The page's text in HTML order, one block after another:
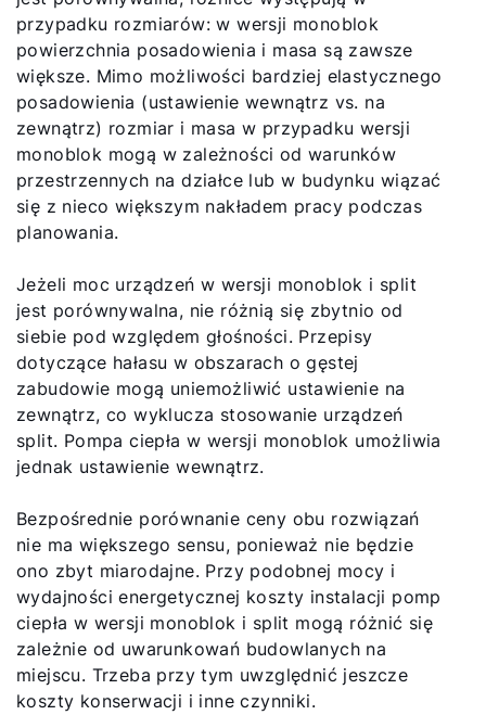
przypadku rozmiarów: w wersji monoblok
powierzchnia posadowienia i masa są zawsze
większe. Mimo możliwości bardziej elastycznego
posadowienia (ustawienie wewnątrz vs. na
zewnątrz) rozmiar i masa w przypadku wersji
monoblok mogą w zależności od warunków
przestrzennych na działce lub w budynku wiązać
się z nieco większym nakładem pracy podczas
planowania.
Jeżeli moc urządzeń w wersji monoblok i split
jest porównywalna, nie różnią się zbytnio od
siebie pod względem głośności. Przepisy
dotyczące hałasu w obszarach o gęstej
zabudowie mogą uniemożliwić ustawienie na
zewnątrz, co wyklucza stosowanie urządzeń
split. Pompa ciepła w wersji monoblok umożliwia
jednak ustawienie wewnątrz.
Bezpośrednie porównanie ceny obu rozwiązań
nie ma większego sensu, ponieważ nie będzie
ono zbyt miarodajne. Przy podobnej mocy i
wydajności energetycznej koszty instalacji pomp
ciepła w wersji monoblok i split mogą różnić się
zależnie od uwarunkowań budowlanych na
miejscu. Trzeba przy tym uwzględnić jeszcze
koszty konserwacji i inne czynniki.